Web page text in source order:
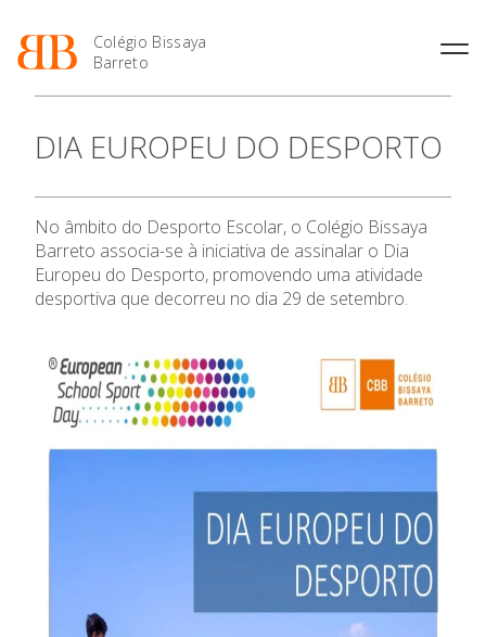
Colégio Bissaya
Barreto
Projeto Educativo
Colaboradores Docentes
Colaboradores Não
Docentes
Instalações
Regulamentos
Jornal “O Coreto”
Privacidade
Enriquecimento Curricular
Serviços
Sala de Estudo
Atividades de Interrupção
Academia de Línguas
Profissionais
Curso de Técnico de
Termalismo
Curso de Técnico/a de Apoio
à Família e à Comunidade
2027
Portal do Aluno/Encarregado
de Educação
SIGE
DIA EUROPEU DO DESPORTO
No âmbito do Desporto Escolar, o Colégio Bissaya
Barreto associa-se à iniciativa de assinalar o Dia
Europeu do Desporto, promovendo uma atividade
desportiva que decorreu no dia 29 de setembro.